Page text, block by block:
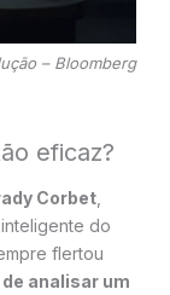
– Bloomberg
eficaz?
Corbet,
do
flertou
analisar um